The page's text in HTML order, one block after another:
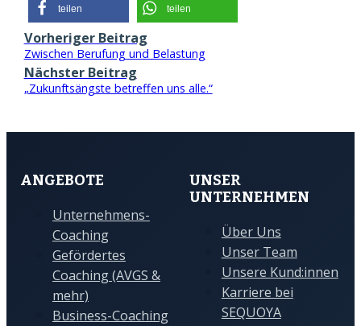
teilen teilen
Vorheriger Beitrag
Zwischen Berufung und Belastung
Nächster Beitrag
„Zukunftsängste betreffen uns alle.“
ANGEBOTE
Unternehmens-
Coaching
Gefördertes
Coaching (AVGS &
mehr)
Business-Coaching
UNSER
UNTERNEHMEN
Über Uns
Unser Team
Unsere Kund:innen
Karriere bei
SEQUOYA